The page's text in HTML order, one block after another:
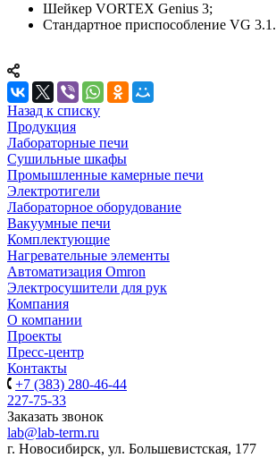
Шейкер VORTEX Genius 3;
Стандартное приспособление VG 3.1.
Назад к списку
Продукция
Лабораторные печи
Сушильные шкафы
Промышленные камерные печи
Электротигели
Лабораторное оборудование
Вакуумные печи
Комплектующие
Нагревательные элементы
Автоматизация Omron
Электросушители для рук
Компания
О компании
Проекты
Пресс-центр
Контакты
+7 (383) 280-46-44
227-75-33
Заказать звонок
lab@lab-term.ru
г. Новосибирск, ул. Большевистская, 177